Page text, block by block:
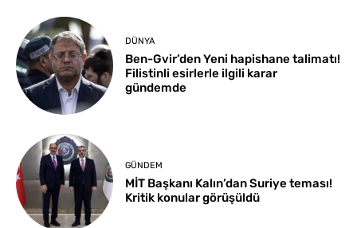
DÜNYA
Ben-Gvir’den Yeni hapishane talimatı!
Filistinli esirlerle ilgili karar
gündemde
GÜNDEM
MİT Başkanı Kalın’dan Suriye teması!
Kritik konular görüşüldü